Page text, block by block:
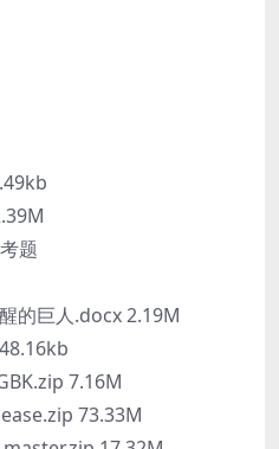
题
的巨人.docx 2.19M
7.16M
73.33M